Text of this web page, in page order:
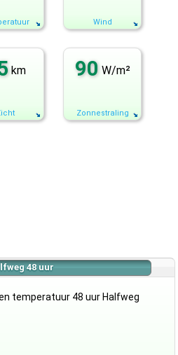
Wind
km 90 W/m²
Zonnestraling
48 uur